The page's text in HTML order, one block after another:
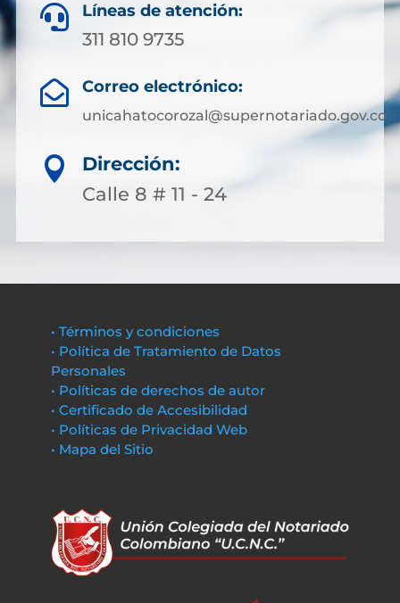
 Líneas de atención:
311 810 9735
 Correo electrónico:
unicahatocorozal@supernotariado.gov.co

Dirección:
Calle 8 # 11 - 24
• Términos y condiciones
• Política de Tratamiento de Datos
Personales
• Políticas de derechos de autor
• Certificado de Accesibilidad
• Políticas de Privacidad Web
• Mapa del Sitio